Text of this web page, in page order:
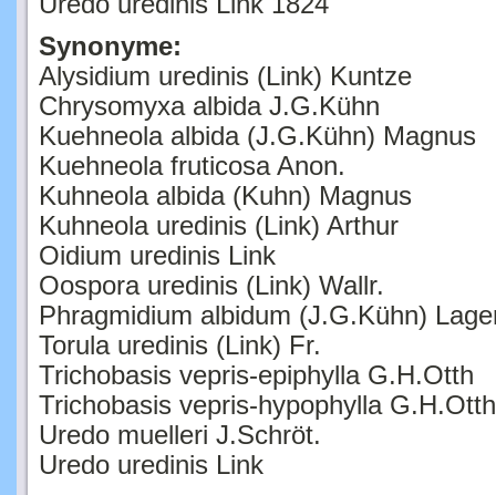
Alysidium uredinis (Link) Kuntze
Chrysomyxa albida J.G.Kühn
Kuehneola albida (J.G.Kühn) Magnus
Kuehneola fruticosa Anon.
Kuhneola albida (Kuhn) Magnus
Kuhneola uredinis (Link) Arthur
Oidium uredinis Link
Oospora uredinis (Link) Wallr.
Phragmidium albidum (J.G.Kühn)
Torula uredinis (Link) Fr.
Trichobasis vepris-epiphylla G.H.Otth
Trichobasis vepris-hypophylla G.H.Otth
Uredo muelleri J.Schröt.
Uredo uredinis Link